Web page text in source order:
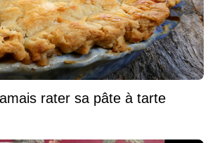
rater sa pâte à tarte